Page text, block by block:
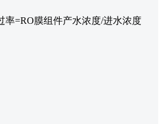
率=RO膜组件产水浓度/进水浓度